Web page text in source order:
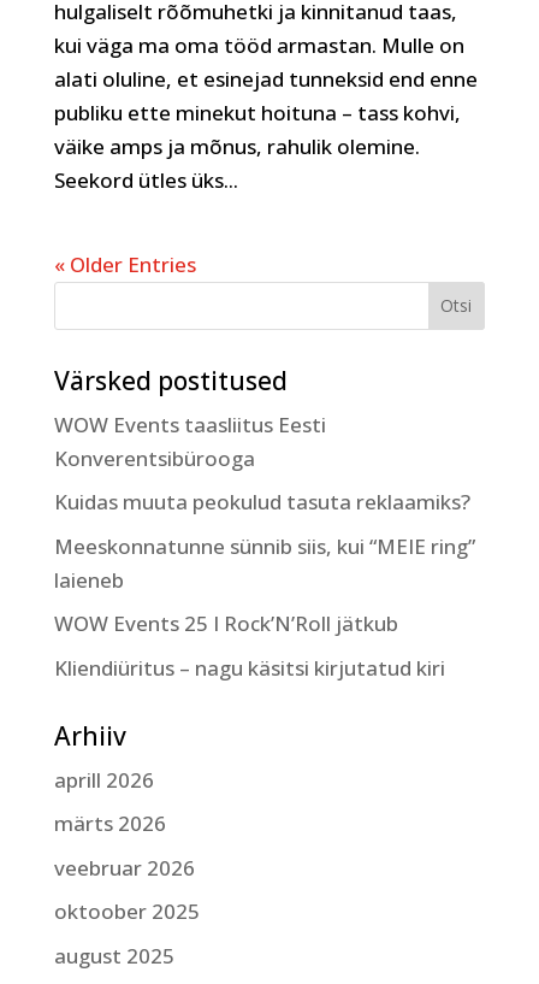
hulgaliselt rõõmuhetki ja kinnitanud taas,
kui väga ma oma tööd armastan. Mulle on
alati oluline, et esinejad tunneksid end enne
publiku ette minekut hoituna – tass kohvi,
väike amps ja mõnus, rahulik olemine.
Seekord ütles üks...
« Older Entries
Värsked postitused
WOW Events taasliitus Eesti
Konverentsibürooga
Kuidas muuta peokulud tasuta reklaamiks?
Meeskonnatunne sünnib siis, kui “MEIE ring”
laieneb
WOW Events 25 I Rock’N’Roll jätkub
Kliendiüritus – nagu käsitsi kirjutatud kiri
Arhiiv
aprill 2026
märts 2026
veebruar 2026
oktoober 2025
august 2025